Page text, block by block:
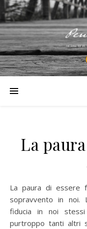
La
La paura di essere feriti sta sempre più prendendo il
sopravvento in noi.
fiducia in noi
purtroppo tanti altri